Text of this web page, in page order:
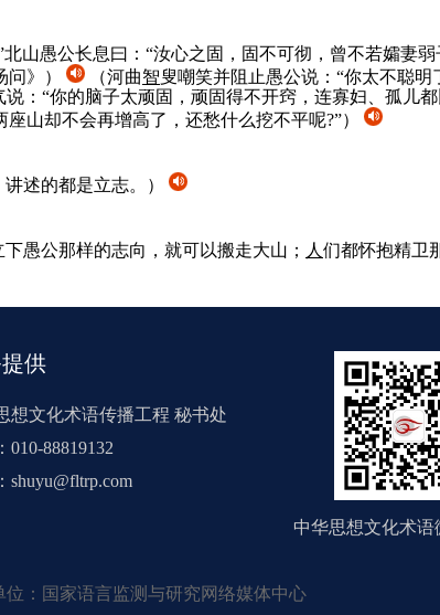
北山愚公长息曰：“汝心之固，固不可彻，曾不若孀妻
问》） （河曲智叟嘲笑并阻止愚公说：“你太不聪
：“你的脑子太顽固，顽固得不开窍，连寡妇、孤儿
座山却不会再增高了，还愁什么挖不平呢?”）
讲述的都是立志。）
下愚公那样的志向，就可以搬走大山； 人 们都怀抱精卫
供
想文化术语传播工程 秘书处
010-88819132
shuyu@fltrp.com
中华思想文化术语
：国家语言监测与研究网络媒体中心